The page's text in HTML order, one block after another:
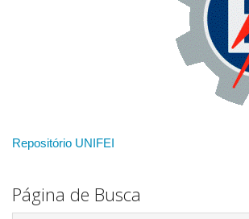
Repositório UNIFEI
Página de Busca